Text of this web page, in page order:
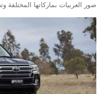
صور العربيات بماركاتها المختلفة